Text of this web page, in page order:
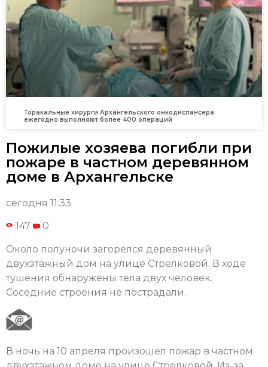
Торакальные хирурги Архангельского онкодиспансера
ежегодно выполняют более 400 операций
Пожилые хозяева погибли при
пожаре в частном деревянном
доме в Архангельске
сегодня 11:33
147 0
Около полуночи загорелся деревянный
двухэтажный дом на улице Стрелковой. В ходе
тушения обнаружены тела двух человек.
Соседние строения не пострадали.
В ночь на 10 апреля произошел пожар в частном